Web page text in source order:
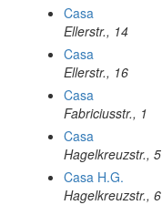
Casa
Ellerstr., 14
Casa
Ellerstr., 16
Casa
Fabriciusstr., 1
Casa
Hagelkreuzstr., 5
Casa H.G.
Hagelkreuzstr., 6